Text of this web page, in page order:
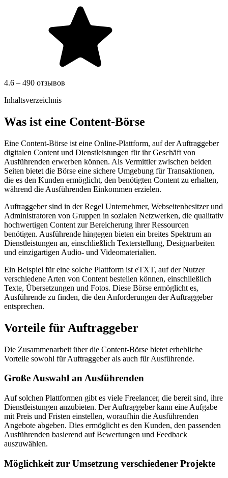
4.6 – 490 отзывов
Inhaltsverzeichnis
Was ist eine Content-Börse
Eine Content-Börse ist eine Online-Plattform, auf der Auftraggeber
digitalen Content und Dienstleistungen für ihr Geschäft von
Ausführenden erwerben können. Als Vermittler zwischen beiden
Seiten bietet die Börse eine sichere Umgebung für Transaktionen,
die es den Kunden ermöglicht, den benötigten Content zu erhalten,
während die Ausführenden Einkommen erzielen.
Auftraggeber sind in der Regel Unternehmer, Webseitenbesitzer und
Administratoren von Gruppen in sozialen Netzwerken, die qualitativ
hochwertigen Content zur Bereicherung ihrer Ressourcen
benötigen. Ausführende hingegen bieten ein breites Spektrum an
Dienstleistungen an, einschließlich Texterstellung, Designarbeiten
und einzigartigen Audio- und Videomaterialien.
Ein Beispiel für eine solche Plattform ist eTXT, auf der Nutzer
verschiedene Arten von Content bestellen können, einschließlich
Texte, Übersetzungen und Fotos. Diese Börse ermöglicht es,
Ausführende zu finden, die den Anforderungen der Auftraggeber
entsprechen.
Vorteile für Auftraggeber
Die Zusammenarbeit über die Content-Börse bietet erhebliche
Vorteile sowohl für Auftraggeber als auch für Ausführende.
Große Auswahl an Ausführenden
Auf solchen Plattformen gibt es viele Freelancer, die bereit sind, ihre
Dienstleistungen anzubieten. Der Auftraggeber kann eine Aufgabe
mit Preis und Fristen einstellen, woraufhin die Ausführenden
Angebote abgeben. Dies ermöglicht es den Kunden, den passenden
Ausführenden basierend auf Bewertungen und Feedback
auszuwählen.
Möglichkeit zur Umsetzung verschiedener Projekte